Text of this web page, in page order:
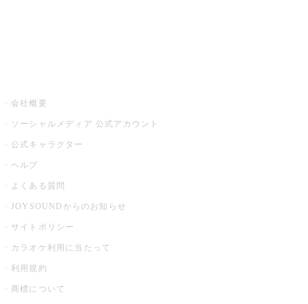
会社概要
ソーシャルメディア 公式アカウント
公式キャラクター
ヘルプ
よくある質問
JOYSOUNDからのお知らせ
サイトポリシー
カラオケ利用に当たって
利用規約
商標について